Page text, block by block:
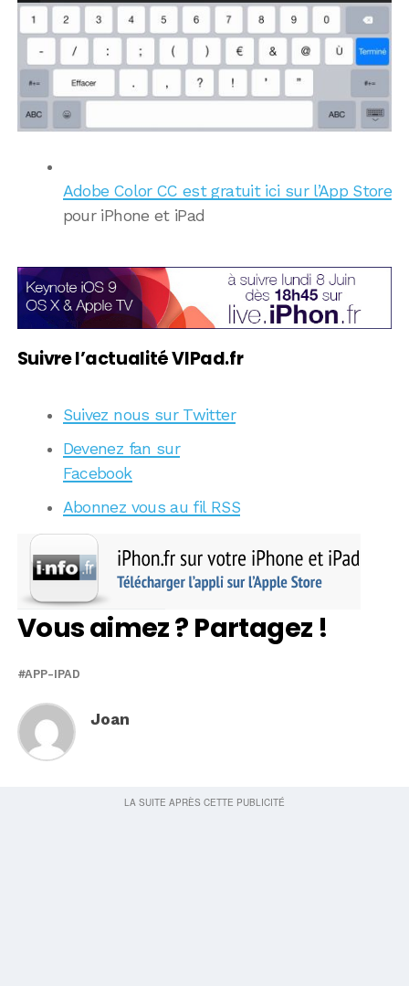
Adobe Color CC est gratuit ici sur l’App Store
pour iPhone et iPad
Suivre l’actualité VIPad.fr
Suivez nous sur Twitter
Devenez fan sur
Facebook
Abonnez vous au fil RSS
Vous aimez ? Partagez !
APP-IPAD
Joan